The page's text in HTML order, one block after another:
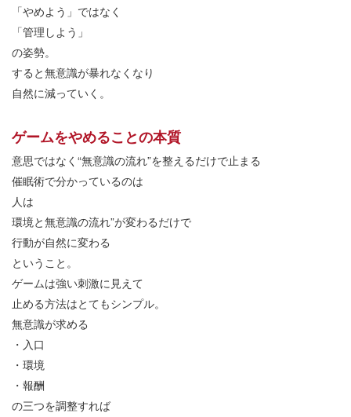
「やめよう」ではなく
「管理しよう」
の姿勢。
すると無意識が暴れなくなり
自然に減っていく。
ゲームをやめることの本質
意思ではなく “無意識の流れ”を整えるだけで止まる
催眠術で分かっているのは
人は
環境と無意識の流れ”が変わるだけで
行動が自然に変わる
ということ。
ゲームは強い刺激に見えて
止める方法はとてもシンプル。
無意識が求める
・入口
・環境
・報酬
の三つを調整すれば